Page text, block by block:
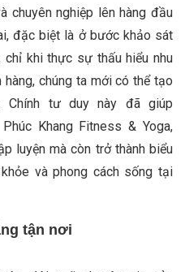
chuyên nghiệp lên hàng đầu
đặc biệt là ở bước khảo sát
chỉ khi thực sự thấu hiểu nhu
chúng ta mới có thể tạo
Chính tư duy này đã giúp
Khang Fitness & Yoga,
luyện mà còn trở thành biểu
và phong cách sống tại
tận nơi